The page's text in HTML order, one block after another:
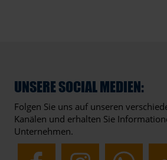
UNSERE SOCIAL MEDIEN:
Folgen Sie uns auf unseren
Kanälen und erhalten Sie
Unternehmen.